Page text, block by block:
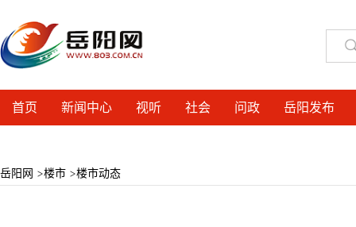
首页 新闻中心 视听 社会 问政 岳阳发布
岳阳网 >楼市 >楼市动态